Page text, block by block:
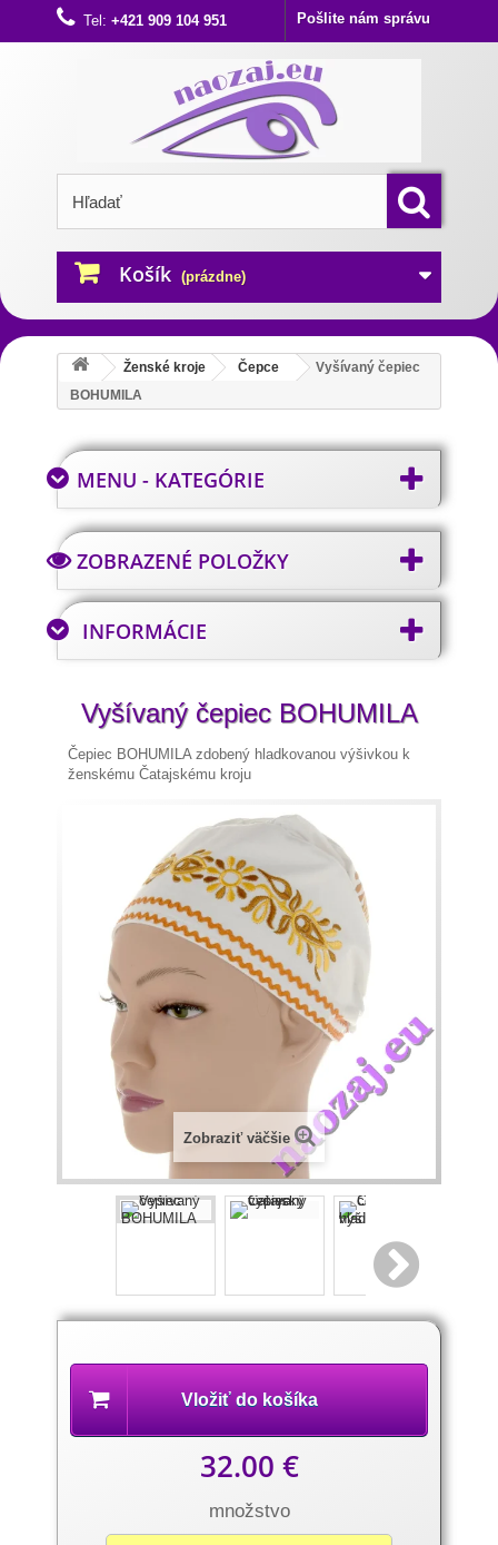
Pošlite nám správu
Tel: +421 909 104 951
Košík (prázdne)
Ženské kroje Čepce
Vyšívaný čepiec
BOHUMILA
MENU - KATEGÓRIE
ZOBRAZENÉ POLOŽKY
INFORMÁCIE
Vyšívaný čepiec BOHUMILA
Čepiec BOHUMILA zdobený hladkovanou výšivkou k
ženskému Čatajskému kroju
Zobraziť väčšie
Vložiť do košíka
32.00 €
množstvo
produktu